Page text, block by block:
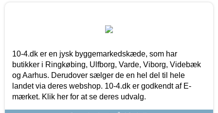
10-4.dk er en jysk byggemarkedskæde, som har
butikker i Ringkøbing, Ulfborg, Varde, Viborg, Videbæk
og Aarhus. Derudover sælger de en hel del til hele
landet via deres webshop. 10-4.dk er godkendt af E-
mærket. Klik her for at se deres udvalg.